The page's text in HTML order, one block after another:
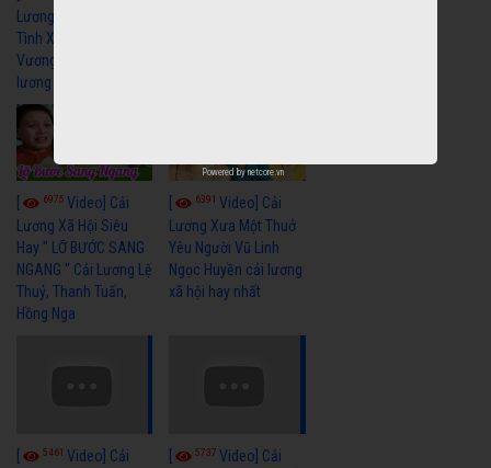
Lương Xưa : Nghĩa Cũ
Tình Xưa - Minh
Vương Thoại Mỹ | cải
lương xã hội hay nhất
6975 Video] Cải
Lương Xã Hội Siêu
Hay " LỠ BƯỚC SANG
NGANG " Cải Lương Lệ
Thuỷ, Thanh Tuấn,
Hồng Nga
6391Video] Cải
Lương Xưa Một Thuở
Yêu Người Vũ Linh
Ngọc Huyền cải lương
xã hội hay nhất
5461 Video] Cải
5737Video] Cải
Powered by netcore.vn